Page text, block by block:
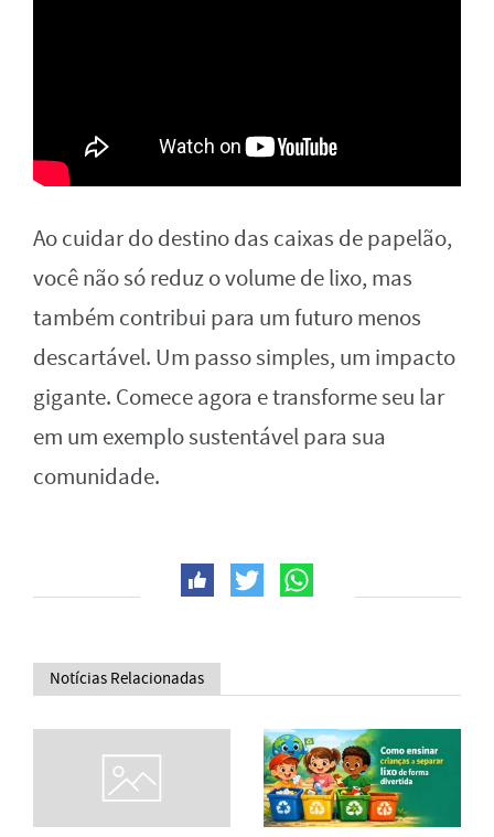
Ao cuidar do destino das caixas de papelão,
você não só reduz o volume de lixo, mas
também contribui para um futuro menos
descartável. Um passo simples, um impacto
gigante. Comece agora e transforme seu lar
em um exemplo sustentável para sua
comunidade.
Notícias Relacionadas